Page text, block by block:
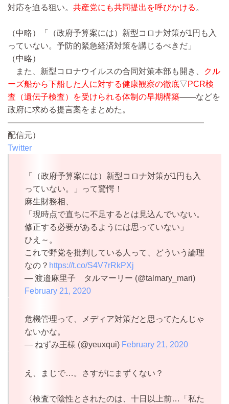
対応を迫る狙い。 共産党にも共同提出を呼びかける 。
（中略）
「（政府予算案には）新型コロナ対策が1円も入
っていない。予防的緊急経済対策を講じるべきだ」
（中略）
また、新型コロナウイルスの合同対策本部も開き、
クル
ーズ船から下船した人に対する健康観察の徹底▽ PCR検
査（遺伝子検査）を受けられる体制の早期構築――などを
政府に求める提言案をまとめた。
————————————————————————
配信元）
Twitter
「（政府予算案には）新型コロナ対策が1円も入
っていない。」って驚愕！
麻生財務相、
「現時点で直ちに不足するとは見込んでいない。
修正する必要があるようには思っていない」
ひえ～。
これで野党を批判している人って、どういう論理
なの？ https://t.co/S4V7rRkPXj
— 渡邉麻里子 タルマーリー (@talmary_mari)
February 21, 2020
危機管理って、メディア対策だと思ってたんじゃ
ないかな。
— ねずみ王様 (@yeuxqui) February 21, 2020
え、まじで…。さすがにまずくない？
〈検査で陰性とされたのは、十日以上前…「私た